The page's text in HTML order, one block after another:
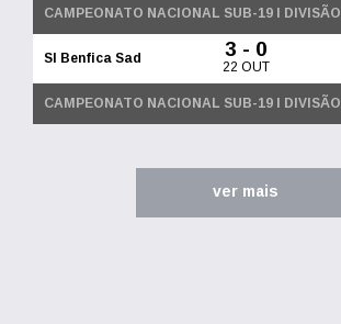
CAMPEONATO NACIONAL SUB-19 I DIVISÃO
Sl Benfica Sad 3 - 0
22 OUT
CAMPEONATO NACIONAL SUB-19 I DIVISÃO
ver mais